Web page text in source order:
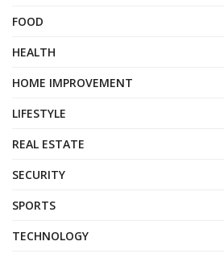
FOOD
HEALTH
HOME IMPROVEMENT
LIFESTYLE
REAL ESTATE
SECURITY
SPORTS
TECHNOLOGY